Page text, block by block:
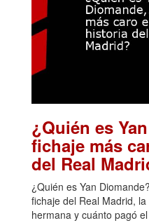
¿Quién es
fichaje más
del Real
¿Quién es Yan
fichaje del Real Madrid,
hermana y cuánto pagó